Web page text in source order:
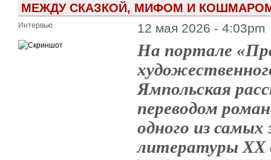
МЕЖДУ СКАЗКОЙ, МИФОМ И
Интервью 12 мая 2026 - 4:03pm
На портале
Ямпольская
переводом
одного из
литературы XX